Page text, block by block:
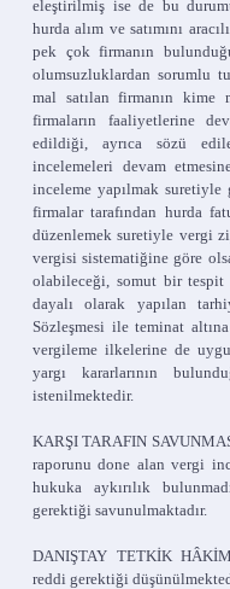
eleştirilmiş ise de bu
hurda alım ve satımını
pek çok firmanın
olumsuzluklardan sorumlu
mal satılan firmanın kime
firmaların faaliyetlerine
edildiği, ayrıca sözü
incelemeleri devam
inceleme yapılmak suretiyle
firmalar tarafından hurda
düzenlemek suretiyle vergi
vergisi sistematiğine göre
olabileceği, somut bir tespit
dayalı olarak yapılan
Sözleşmesi ile teminat
vergileme ilkelerine de
yargı kararlarının
istenilmektedir.
KARŞI TARAFIN
raporunu done alan vergi
hukuka aykırılık
gerektiği savunulmaktadır.
DANIŞTAY TETKİK
reddi gerektiği